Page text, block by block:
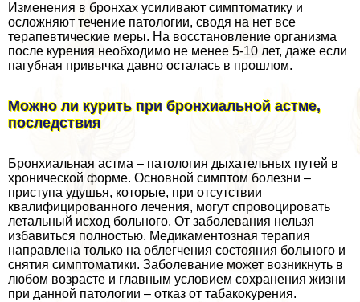
Изменения в бронхах усиливают симптоматику и
осложняют течение патологии, сводя на нет все
терапевтические меры. На восстановление организма
после курения необходимо не менее 5-10 лет, даже если
пагубная привычка давно осталась в прошлом.
Можно ли курить при бронхиальной астме,
последствия
Бронхиальная астма – патология дыхательных путей в
хронической форме. Основной симптом болезни –
приступа удушья, которые, при отсутствии
квалифицированного лечения, могут спровоцировать
летальный исход больного. От заболевания нельзя
избавиться полностью. Медикаментозная терапия
направлена только на облегчения состояния больного и
снятия симптоматики. Заболевание может возникнуть в
любом возрасте и главным условием сохранения жизни
при данной патологии – отказ от табакокурения.